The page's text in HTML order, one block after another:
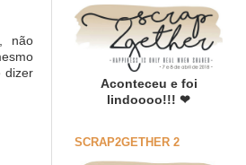
não
dizer
Aconteceu e foi
lindoooo!!! ❤
SCRAP2GETHER 2